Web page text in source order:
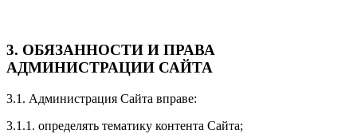
3. ОБЯЗАННОСТИ И ПРАВА
АДМИНИСТРАЦИИ САЙТА
3.1. Администрация Сайта вправе:
3.1.1. определять тематику контента Сайта;